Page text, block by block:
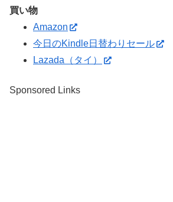
買い物
Amazon
今日のKindle日替わりセール
Lazada（タイ）
Sponsored Links